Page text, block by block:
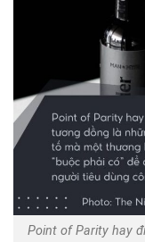
Point of Parity hay